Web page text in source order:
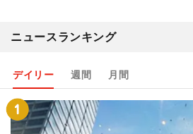
ニュースランキング
デイリー 週間 月間